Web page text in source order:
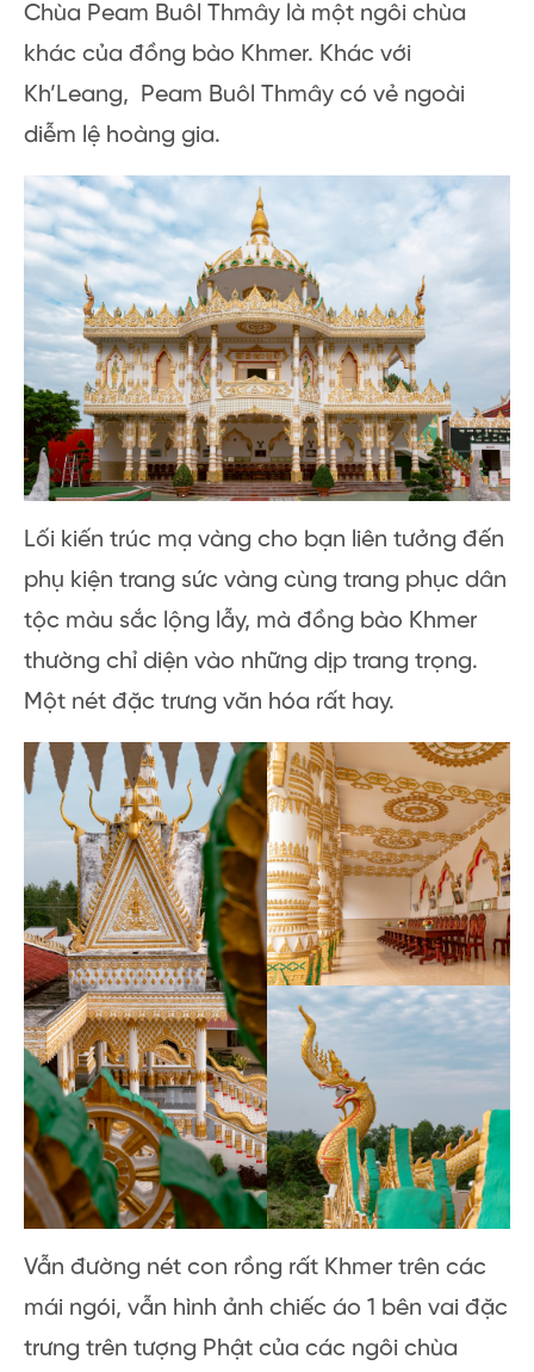
Chùa Peam Buôl Thmây là một ngôi chùa
khác của đồng bào Khmer. Khác với
Kh’Leang, Peam Buôl Thmây có vẻ ngoài
diễm lệ hoàng gia.
Lối kiến trúc mạ vàng cho bạn liên tưởng đến
phụ kiện trang sức vàng cùng trang phục dân
tộc màu sắc lộng lẫy, mà đồng bào Khmer
thường chỉ diện vào những dịp trang trọng.
Một nét đặc trưng văn hóa rất hay.
Vẫn đường nét con rồng rất Khmer trên các
mái ngói, vẫn hình ảnh chiếc áo 1 bên vai đặc
trưng trên tượng Phật của các ngôi chùa